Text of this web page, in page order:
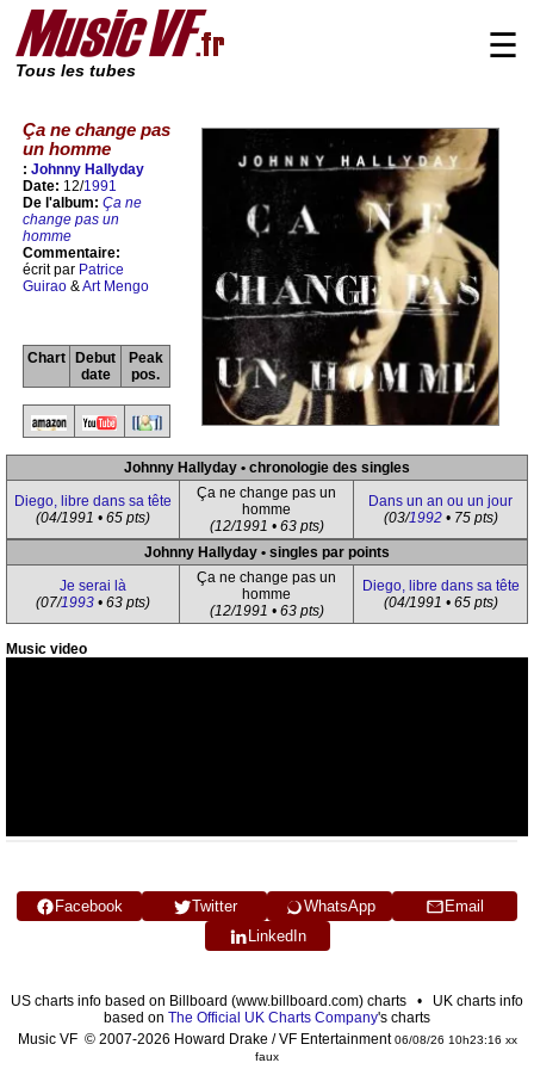
Tous les tubes
☰
Ça ne change pas
un homme
: Johnny Hallyday
Date: 12/1991
De l'album: Ça ne
change pas un
homme
Commentaire:
écrit par Patrice
Guirao &Art Mengo
Chart
Debut
date
Peak
pos.
Johnny Hallyday • chronologie des singles
Diego, libre dans sa tête
(04/1991 • 65 pts)
Ça ne change pas un
homme
(12/1991 • 63 pts)
Dans un an ou un jour
(03/1992• 75 pts)
Johnny Hallyday • singles par points
Je serai là
(07/1993 • 63 pts)
Ça ne change pas un
homme
(12/1991 • 63 pts)
Diego, libre dans sa tête
(04/1991 • 65 pts)
Music video
Facebook Twitter WhatsApp
Email
LinkedIn
US charts info based on Billboard (www.billboard.com) charts • UK charts info
based on The Official UK Charts Company's charts
Music VF © 2007-2026 Howard Drake / VF Entertainment06/08/26 10h23:16 xx
faux